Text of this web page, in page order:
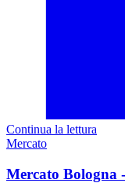
Continua la lettura
Mercato
Mercato Bologna